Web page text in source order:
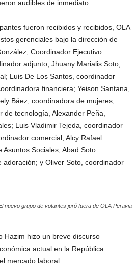
audibles de inmediato.
fueron recibidos y recibidos, OLA
gerenciales bajo la dirección de
Coordinador Ejecutivo.
adjunto; Jhuany Marialis Soto,
Luis De Los Santos, coordinador
financiera; Yeison Santana,
Báez, coordinadora de mujeres;
tecnología, Alexander Peña,
Luis Vladimir Tejeda, coordinador
comercial; Alcy Rafael
Sociales; Abad Soto
y Oliver Soto, coordinador
nuevo grupo de votantes juró fuera de OLA Peravia
Hazim hizo un breve discurso
actual en la República
mercado laboral.